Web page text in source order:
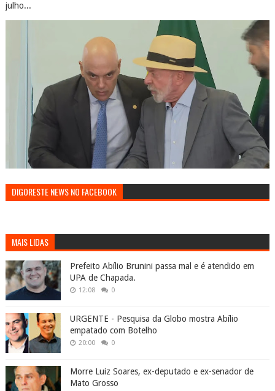
julho...
DIGORESTE NEWS NO FACEBOOK
MAIS LIDAS
Prefeito Abílio Brunini passa mal e é atendido em
UPA de Chapada.
12:08 0
URGENTE - Pesquisa da Globo mostra Abílio
empatado com Botelho
20:00 0
Morre Luiz Soares, ex-deputado e ex-senador de
Mato Grosso